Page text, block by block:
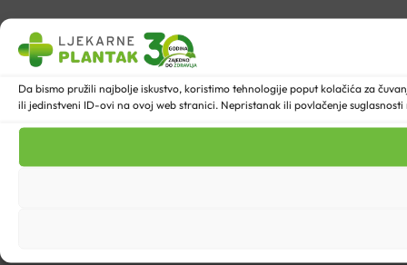
Da bismo pružili najbolje iskustvo, koristimo tehnologije poput kolačića za
ili jedinstveni ID-ovi na ovoj web stranici. Nepristanak ili povlačenje